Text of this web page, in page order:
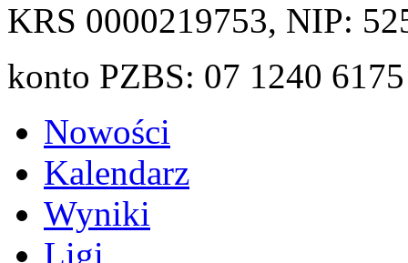
KRS 0000219753, NIP:
konto PZBS: 07 1240
Nowości
Kalendarz
Wyniki
Ligi